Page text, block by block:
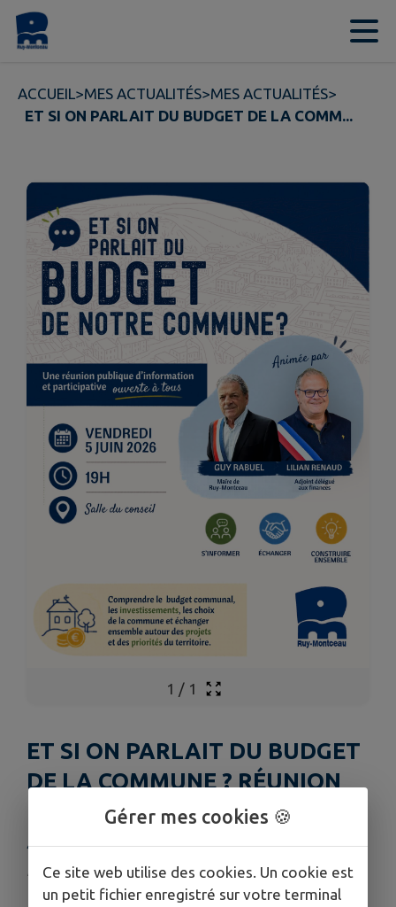
Contenu
ACCUEIL>MES ACTUALITÉS>MES ACTUALITÉS>
ET SI ON PARLAIT DU BUDGET DE LA COMM...
1 / 1
ET SI ON PARLAIT DU BUDGET
DE LA COMMUNE ? RÉUNION
PUBLIQUE D'INFORMATIONS 5
JUIN 19H
Publié le samedi 23 mai 2026 - Ruy-Montceau
Gérer mes cookies 🍪
Ce site web utilise des cookies. Un cookie est
un petit fichier enregistré sur votre terminal